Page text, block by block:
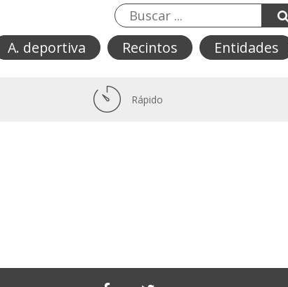
A. deportiva Recintos Entidades
Rápido